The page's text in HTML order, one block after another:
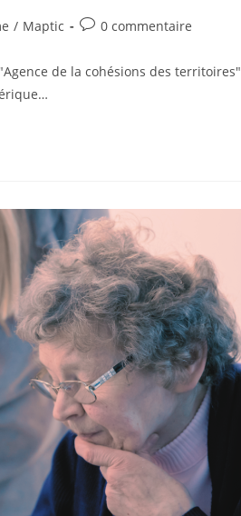
/ Maptic 0 commentaire
de la cohésions des territoires"